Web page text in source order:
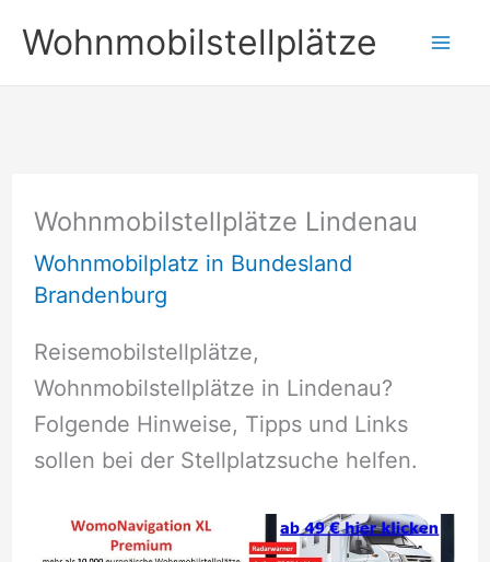
Inhalt
springen
Wohnmobilstellplätze
Wohnmobilstellplätze Lindenau
Wohnmobilplatz in Bundesland
Brandenburg
Reisemobilstellplätze,
Wohnmobilstellplätze in Lindenau?
Folgende Hinweise, Tipps und Links
sollen bei der Stellplatzsuche helfen.